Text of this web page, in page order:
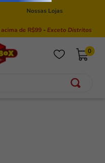
Nossas Lojas
acima de R$99- Exceto Distritos
0